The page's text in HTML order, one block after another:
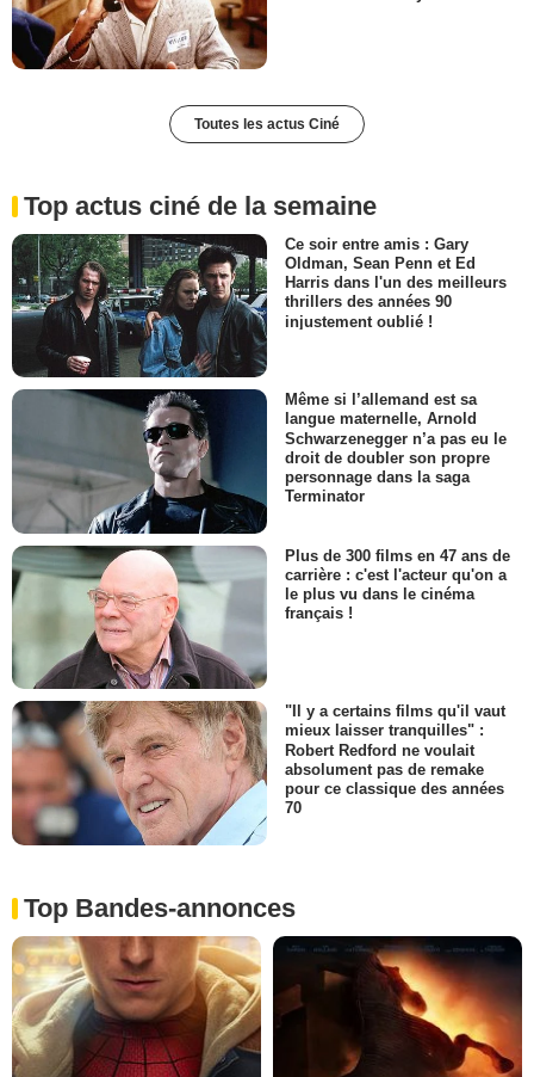
Toutes les actus Ciné
Top actus ciné de la semaine
Ce soir entre amis : Gary
Oldman, Sean Penn et Ed
Harris dans l'un des meilleurs
thrillers des années 90
injustement oublié !
Même si l’allemand est sa
langue maternelle, Arnold
Schwarzenegger n’a pas eu le
droit de doubler son propre
personnage dans la saga
Terminator
Plus de 300 films en 47 ans de
carrière : c'est l'acteur qu'on a
le plus vu dans le cinéma
français !
"Il y a certains films qu'il vaut
mieux laisser tranquilles" :
Robert Redford ne voulait
absolument pas de remake
pour ce classique des années
70
Top Bandes-annonces